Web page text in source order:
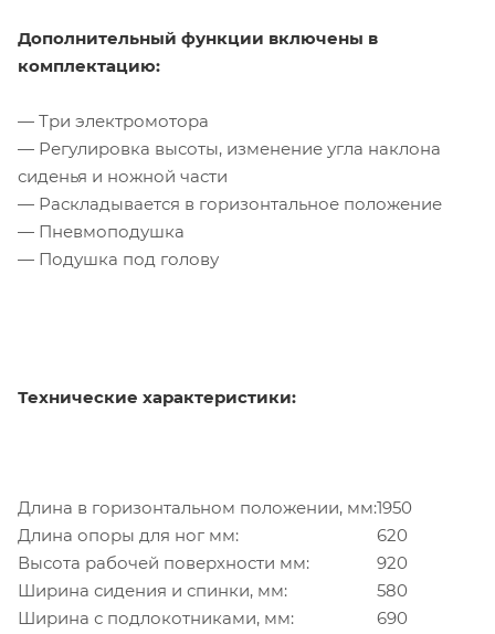
Дополнительный функции включены в
комплектацию:
— Три электромотора
— Регулировка высоты, изменение угла наклона
сиденья и ножной части
— Раскладывается в горизонтальное положение
— Пневмоподушка
— Подушка под голову
Технические характеристики:
Длина в горизонтальном положении, мм:1950
Длина опоры для ног мм:
620
Высота рабочей поверхности мм:
920
Ширина сидения и спинки, мм:
580
Ширина с подлокотниками, мм:
690